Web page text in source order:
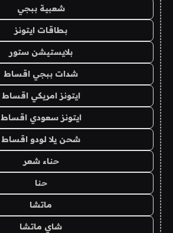
شعبية ببجي
بطاقات ايتونز
بلايستيشن ستور
شدات ببجي اقساط
ايتونز امريكي اقساط
ايتونز سعودي اقساط
شحن يلا لودو اقساط
حناء شعر
حنا
ماتشا
شاي ماتشا